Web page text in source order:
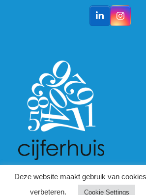
LinkedIn
Deze website maakt gebruik van
verbeteren.
Cookie Settings